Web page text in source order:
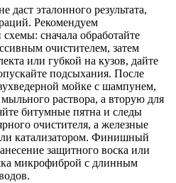
эталонного результата,
Рекомендуем
сначала обработайте
очистителем, затем
или губкой на кузов, дайте
подсыхания. После
мойке с шампунем,
раствора, а вторую для
битумные пятна и следы
очистителя, а железные
катализатором. Финишный
защитного воска или
микрофиброй с длинным